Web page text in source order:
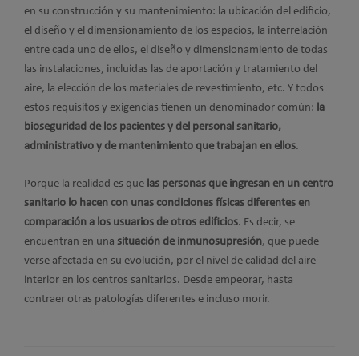
en su construcción y su mantenimiento: la ubicación del edificio,
el diseño y el dimensionamiento de los espacios, la interrelación
entre cada uno de ellos, el diseño y dimensionamiento de todas
las instalaciones, incluidas las de aportación y tratamiento del
aire, la elección de los materiales de revestimiento, etc. Y todos
estos requisitos y exigencias tienen un denominador común: la
bioseguridad de los pacientes y del personal sanitario,
administrativo y de mantenimiento que trabajan en ellos.
Porque la realidad es que las personas que ingresan en un centro
sanitario lo hacen con unas condiciones físicas diferentes en
comparación a los usuarios de otros edificios. Es decir, se
encuentran en una situación de inmunosupresión, que puede
verse afectada en su evolución, por el nivel de calidad del aire
interior en los centros sanitarios. Desde empeorar, hasta
contraer otras patologías diferentes e incluso morir.